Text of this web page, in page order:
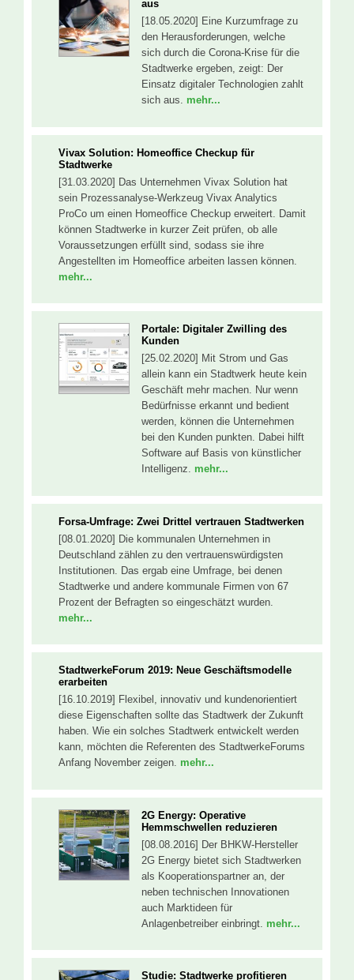
aus
[18.05.2020] Eine Kurzumfrage zu
den Herausforderungen, welche
sich durch die Corona-Krise für die
Stadtwerke ergeben, zeigt: Der
Einsatz digitaler Technologien zahlt
sich aus. mehr...
Vivax Solution: Homeoffice Checkup für
Stadtwerke
[31.03.2020] Das Unternehmen Vivax Solution hat
sein Prozessanalyse-Werkzeug Vivax Analytics
ProCo um einen Homeoffice Checkup erweitert. Damit
können Stadtwerke in kurzer Zeit prüfen, ob alle
Voraussetzungen erfüllt sind, sodass sie ihre
Angestellten im Homeoffice arbeiten lassen können.
mehr...
Portale: Digitaler Zwilling des
Kunden
[25.02.2020] Mit Strom und Gas
allein kann ein Stadtwerk heute kein
Geschäft mehr machen. Nur wenn
Bedürfnisse erkannt und bedient
werden, können die Unternehmen
bei den Kunden punkten. Dabei hilft
Software auf Basis von künstlicher
Intelligenz. mehr...
Forsa-Umfrage: Zwei Drittel vertrauen Stadtwerken
[08.01.2020] Die kommunalen Unternehmen in
Deutschland zählen zu den vertrauenswürdigsten
Institutionen. Das ergab eine Umfrage, bei denen
Stadtwerke und andere kommunale Firmen von 67
Prozent der Befragten so eingeschätzt wurden.
mehr...
StadtwerkeForum 2019: Neue Geschäftsmodelle
erarbeiten
[16.10.2019] Flexibel, innovativ und kundenorientiert
diese Eigenschaften sollte das Stadtwerk der Zukunft
haben. Wie ein solches Stadtwerk entwickelt werden
kann, möchten die Referenten des StadtwerkeForums
Anfang November zeigen. mehr...
2G Energy: Operative
Hemmschwellen reduzieren
[08.08.2016] Der BHKW-Hersteller
2G Energy bietet sich Stadtwerken
als Kooperationspartner an, der
neben technischen Innovationen
auch Marktideen für
Anlagenbetreiber einbringt. mehr...
Studie: Stadtwerke profitieren